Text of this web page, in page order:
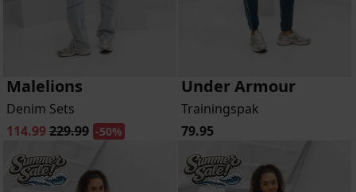
Malelions
Denim Sets
114.99229.99 -50%
Under Armour
Trainingspak
79.95